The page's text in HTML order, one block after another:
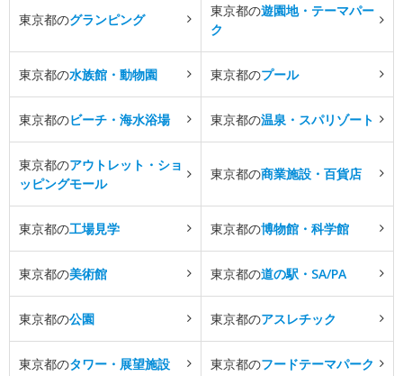
東京都のグランピング
東京都の遊園地・テーマパー
ク
東京都の水族館・動物園 東京都のプール
東京都のビーチ・海水浴場 東京都の温泉・スパリゾート
東京都のアウトレット・ショ
ッピングモール
東京都の商業施設・百貨店
東京都の工場見学 東京都の博物館・科学館
東京都の美術館 東京都の道の駅・SA/PA
東京都の公園 東京都のアスレチック
東京都のタワー・展望施設 東京都のフードテーマパーク